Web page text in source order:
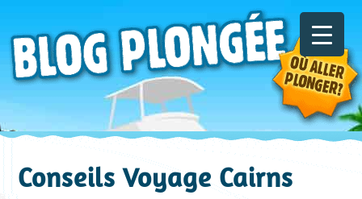
Conseils Voyage Cairns